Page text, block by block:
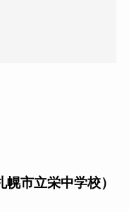
市立栄中学校）